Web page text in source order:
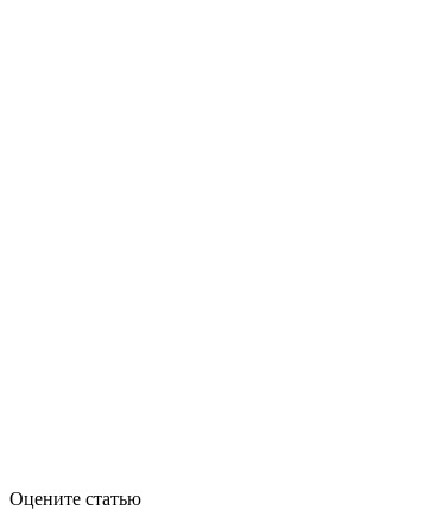
Оцените статью